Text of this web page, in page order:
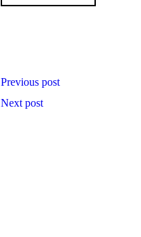
Previous post
Next post